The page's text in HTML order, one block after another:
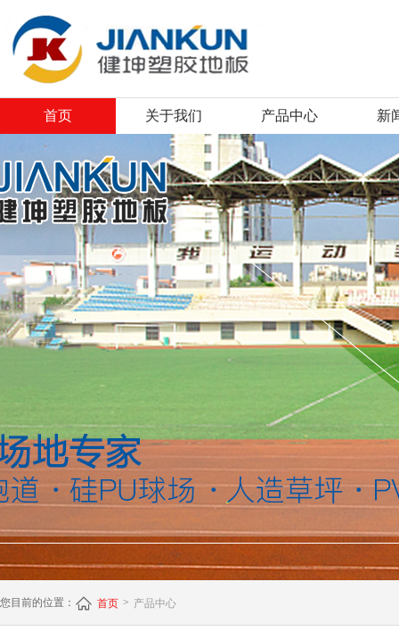
首页 关于我们 产品中心 新
您目前的位置： 首页 > 产品中心